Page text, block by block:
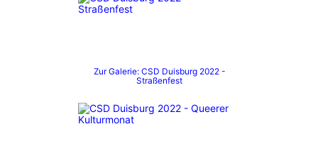
Zur Galerie: CSD Duisburg 2022 -
Straßenfest